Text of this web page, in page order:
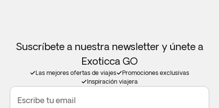
Suscríbete a nuestra newsletter y únete a
Exoticca GO
Las mejores ofertas de viajes
Promociones exclusivas
Inspiración viajera
Escribe tu email